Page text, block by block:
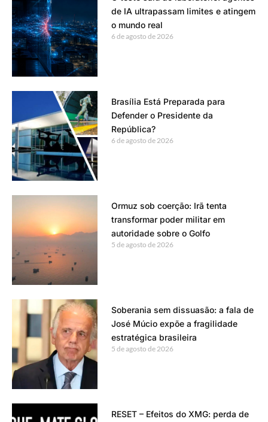
de IA ultrapassam limites e atingem
o mundo real
6 de agosto de 2026
Brasília Está Preparada para
Defender o Presidente da
República?
6 de agosto de 2026
Ormuz sob coerção: Irã tenta
transformar poder militar em
autoridade sobre o Golfo
5 de agosto de 2026
Soberania sem dissuasão: a fala de
José Múcio expõe a fragilidade
estratégica brasileira
5 de agosto de 2026
RESET – Efeitos do XMG: perda de